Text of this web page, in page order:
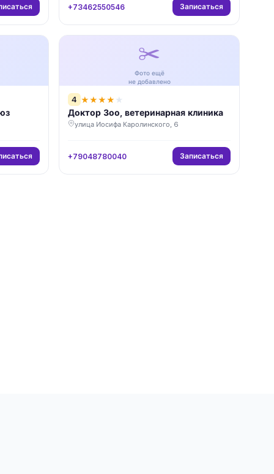
+73462550546 Записаться
✂️
Фото ещё
не добавлено
4 ★★★★ ★
Доктор Зоо, ветеринарная клиника
улица Иосифа Каролинского, 6
+79048780040 Записаться